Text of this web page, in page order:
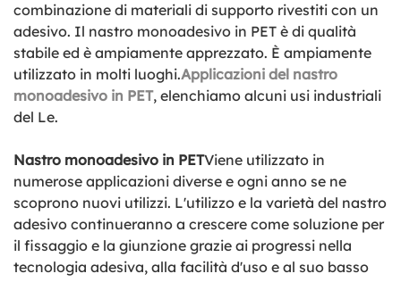
combinazione di materiali di supporto rivestiti con un
adesivo. Il nastro monoadesivo in PET è di qualità
stabile ed è ampiamente apprezzato. È ampiamente
utilizzato in molti luoghi.Applicazioni del nastro
monoadesivo in PET, elenchiamo alcuni usi industriali
del Le.
Nastro monoadesivo in PETViene utilizzato in
numerose applicazioni diverse e ogni anno se ne
scoprono nuovi utilizzi. L'utilizzo e la varietà del nastro
adesivo continueranno a crescere come soluzione per
il fissaggio e la giunzione grazie ai progressi nella
tecnologia adesiva, alla facilità d'uso e al suo basso